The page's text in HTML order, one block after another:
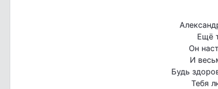
Ещё
Он
И
Будь
Тебя